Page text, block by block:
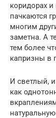
коридорах
пачкаются
многим
заметна. А
тем более
капризны в
И светлый,
как